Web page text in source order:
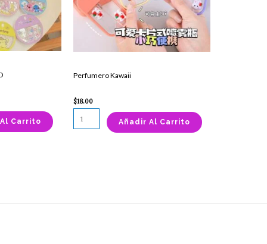
Carrito
Perfumero Kawaii
$18.00
Añadir Al Carrito